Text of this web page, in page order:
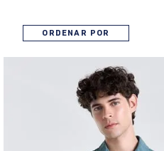
ORDENAR POR